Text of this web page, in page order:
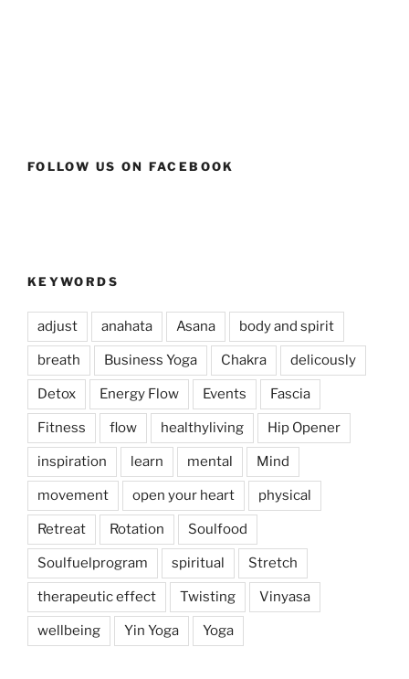
FOLLOW US ON FACEBOOK
KEYWORDS
adjust anahata Asana body and spirit
breath Business Yoga Chakra delicously
Detox Energy Flow Events Fascia
Fitness flow healthyliving Hip Opener
inspiration learn mental Mind
movement open your heart physical
Retreat Rotation Soulfood
Soulfuelprogram spiritual Stretch
therapeutic effect Twisting Vinyasa
wellbeing Yin Yoga Yoga